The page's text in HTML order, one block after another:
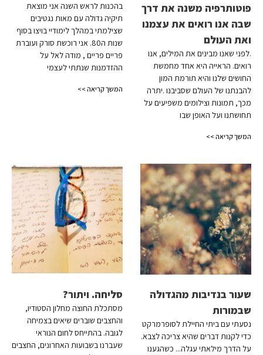
פוטותרפיה משנה את דרך
שבה אנו רואים את עצמנו
ואת העולם
.לפני שאנו מבינים את המילים, אנו
רואים. הראייה היא אחד מחמשת
החושים שלנו והיא תורמת המון
להבנתנו של העולם שסביבנו .יתרה
מכך, תמונות וצילומים משפיעים על
תחושתנו ועל האופן שבו
המשך קריאה >>
בהכנות לראש השנה אני מוצאת
תיקיה גדולה עם מאות נגטיבים
שצילמתי במהלך לימודיי בויצו בסוף
שנות ה80. אני רוכשת סורק ועוברת
פריים פריים , מודה לאל על
ההזדמנות שנתתי לעצמי
המשך קריאה >>
שעור בנדיבות מהגדולה
שבמורות
נסעתי עם ביתי החיילת לסופרמרקט
כדי לקנות דברים שהיא צריכה לצבא.
על הדרך מילאתי עגלה... כשהגענו
סליחה. ויתור?
מסתכלת החוצה מחלון הסטודיו,
והחצבים שוברים שיאים בצמיחה
לגובה. בהתייחס לחום הנוראי
שעברנו בשבועות האחרונים, החצבים